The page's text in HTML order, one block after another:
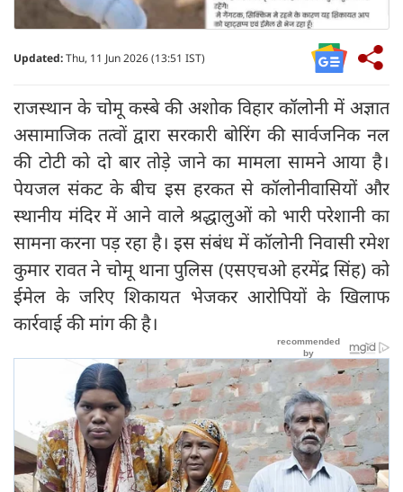
Updated:Thu, 11 Jun 2026 (13:51 IST)
राजस्थान के चोमू कस्बे की अशोक विहार कॉलोनी में अज्ञात
असामाजिक तत्वों द्वारा सरकारी बोरिंग की सार्वजनिक नल
की टोटी को दो बार तोड़े जाने का मामला सामने आया है।
पेयजल संकट के बीच इस हरकत से कॉलोनीवासियों और
स्थानीय मंदिर में आने वाले श्रद्धालुओं को भारी परेशानी का
सामना करना पड़ रहा है। इस संबंध में कॉलोनी निवासी रमेश
कुमार रावत ने चोमू थाना पुलिस (एसएचओ हरमेंद्र सिंह) को
ईमेल के जरिए शिकायत भेजकर आरोपियों के खिलाफ
कार्रवाई की मांग की है।